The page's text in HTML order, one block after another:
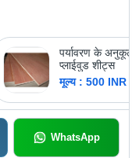
पर्यावरण के
प्लाईवुड शीट्स
मूल्य : 500 INR
WhatsApp